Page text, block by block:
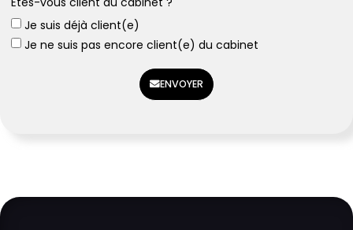
Je suis déjà client(e)
Je ne suis pas encore client(e) du cabinet
ENVOYER